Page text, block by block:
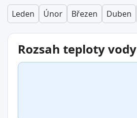
Leden Únor Březen Duben
Rozsah teploty vody